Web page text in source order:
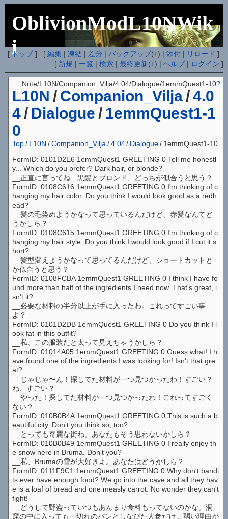
OblivionModL10NWik
i
[ トップ] [編集 |凍結 | 差分 |バックアップ(+) |添付 | リロード ]
[ 新規 |一覧 |検索 |最終更新(+) |ヘルプ| ログイン ]
L10N / Companion_Vilja /4.0
4 / Dialogue / 1emmQuest1-1
0
Note/L10N/Companion_Vilja/4.04/Dialogue/1emmQuest1-10?
Top / L10N /Companion_Vilja / 4.04/ Dialogue / 1emmQuest1-10
FormID: 0101D2E6 1emmQuest1 GREETING 0 Tell me honestl
y... Which do you prefer? Dark hair, or blonde?
__正直に言ってね…黒髪とブロンド、どっちが似合うと思う？
FormID: 0108C616 1emmQuest1 GREETING 0 I'm thinking of c
hanging my hair color. Do you think I would look good as a redh
ead?
__髪の毛染めようかなって思っているんだけど、赤髪なんてど
うかしら？
FormID: 0108C615 1emmQuest1 GREETING 0 I'm thinking of c
hanging my hair style. Do you think I would look good if I cut it s
hort?
__髪型変えようかなって思ってるんだけど、ショートカットと
か似合うと思う？
FormID: 0108FCBA 1emmQuest1 GREETING 0 I think I have fo
und more than half of the ingredients I need now. That's great, i
sn't it?
__必要な材料の半分以上が手に入ったわ。これってすごい事
よ？
FormID: 0101D2DB 1emmQuest1 GREETING 0 Do you think I l
ook fat in this outfit?
__私、この服装だと太って見えちゃうかしら？
FormID: 01014A05 1emmQuest1 GREETING 0 Guess what! I h
ave found one of the ingredients I was looking for! Isn't that gre
at?
__じゃじゃ〜ん！探してた材料が一つ見つかったわ！すごい？
ね、すごい？
__やった！探してた材料が一つ見つかったわ！これってすごく
ない？
FormID: 010B0B4A 1emmQuest1 GREETING 0 This is such a b
eautiful city. Don't you think so, too?
__とっても奇麗な街ね。あなたもそう思わないかしら？
FormID: 010B0B49 1emmQuest1 GREETING 0 I really enjoy th
e snow here in Bruma. Don't you?
__私、Brumaの雪が大好きよ。あなたはどうかしら？
FormID: 0111F9C1 1emmQuest1 GREETING 0 Why don't bandi
ts ever have enough food? We go into the cave and all they hav
e is a loaf of bread and one measly carrot. No wonder they can't
fight!
__どうして野盗っていつもあんまり食料もってないのかな。洞
窟の中に入っても一切れのパンとしなびた人参だけ。弱い理由が